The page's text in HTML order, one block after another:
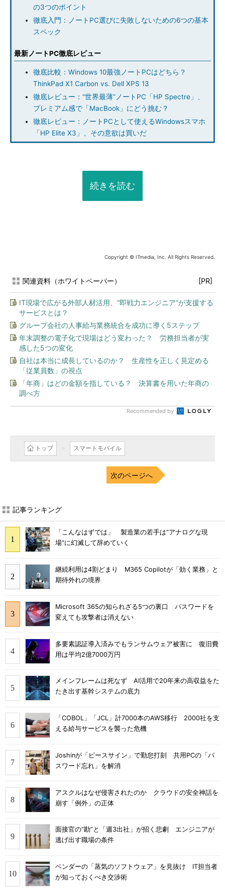
の3つのポイント
徹底入門：ノートPC選びに失敗しないための6つの基本
スペック
最新ノートPC徹底レビュー
徹底比較：Windows 10最強ノートPCはどちら？
ThinkPad X1 Carbon vs. Dell XPS 13
徹底レビュー：“世界最薄”ノートPC「HP Spectre」、
プレミアム感で「MacBook」にどう挑む？
徹底レビュー：ノートPCとして使えるWindowsスマホ
「HP Elite X3」、その意欲は買いだ
続きを読む
Copyright © ITmedia, Inc. All Rights Reserved.
関連資料（ホワイトペーパー） [PR]
IT現場で広がる外部人材活用、“即戦力エンジニア”が支援する
サービスとは？
グループ会社の人事給与業務統合を成功に導く5ステップ
年末調整の電子化で現場はどう変わった？ 労務担当者が実
感した5つの変化
自社は本当に成長しているのか？ 生産性を正しく見定める
「従業員数」の視点
「年商」はどの金額を指している？ 決算書を用いた年商の
調べ方
Recommended by
トップ スマートモバイル
次のページへ
記事ランキング
「こんなはずでは」 製造業の若手は“アナログな現
場”に幻滅して辞めていく
継続利用は4割どまり M365 Copilotが「効く業務」と
期待外れの境界
Microsoft 365の知られざる5つの裏口 パスワードを
変えても攻撃者は消えない
多要素認証導入済みでもランサムウェア被害に 復旧費
用は平均2億7000万円
メインフレームは死なず AI活用で20年来の高収益をた
たき出す基幹システムの底力
「COBOL」「JCL」計7000本のAWS移行 2000社を支
える給与サービスを襲った危機
Joshinが「ピースサイン」で勤怠打刻 共用PCの「パ
スワード忘れ」を解消
アスクルはなぜ侵害されたのか クラウドの安全神話を
崩す「例外」の正体
面接官の“勘”と「週3出社」が招く悲劇 エンジニアが
逃げ出す職場の条件
ベンダーの「蒸気のソフトウェア」を見抜け IT担当者
が知っておくべき交渉術